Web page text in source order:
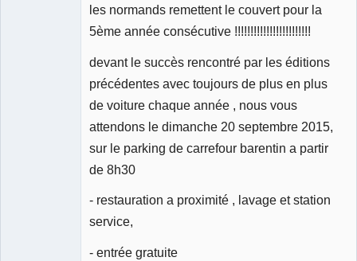
les normands remettent le couvert pour la
5ème année consécutive !!!!!!!!!!!!!!!!!!!!!!!!
devant le succès rencontré par les éditions
précédentes avec toujours de plus en plus
de voiture chaque année , nous vous
attendons le dimanche 20 septembre 2015,
sur le parking de carrefour barentin a partir
de 8h30
- restauration a proximité , lavage et station
service,
- entrée gratuite